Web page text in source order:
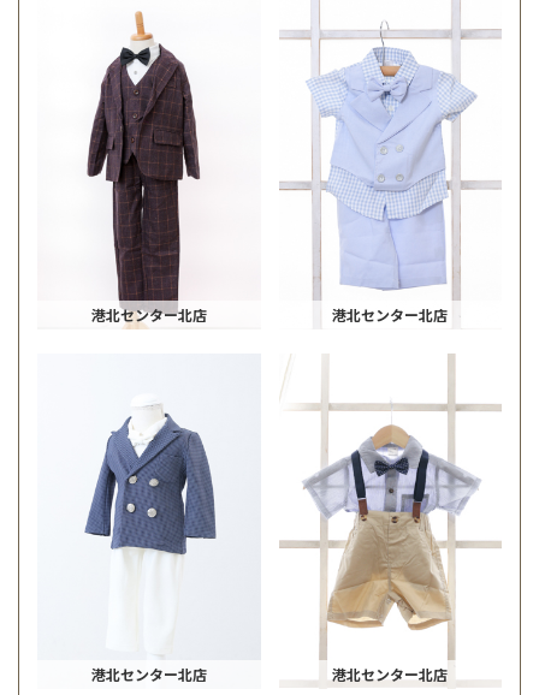
港北センター北店 港北センター北店
港北センター北店 港北センター北店